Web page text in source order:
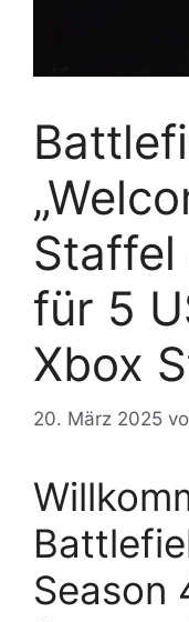
für 5
Xbox
20. März 2025
Season